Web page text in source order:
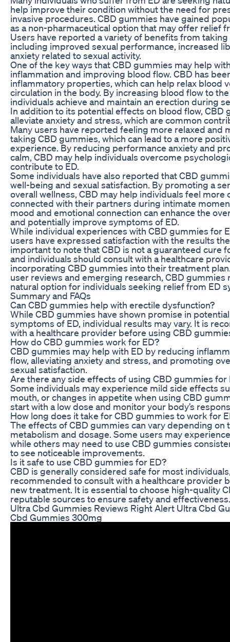
help improve their condition without the need for
invasive procedures. CBD gummies have gained
as a non-pharmaceutical option that may offer relief
Users have reported a variety of benefits from
including improved sexual performance, increased
anxiety related to sexual activity.
One of the key ways that CBD gummies may help
inflammation and improving blood flow. CBD has
inflammatory properties, which can help relax blood
circulation in the body. By increasing blood flow to
individuals achieve and maintain an erection during
In addition to its potential effects on blood flow, CBD
alleviate anxiety and stress, which are common
Many users have reported feeling more relaxed and
taking CBD gummies, which can lead to a more
experience. By reducing performance anxiety and
calm, CBD may help individuals overcome
contribute to ED.
Some individuals have also reported that CBD
well-being and sexual satisfaction. By promoting a
overall wellness, CBD may help individuals feel more
connected with their partners during intimate
mood and emotional connection can enhance the
and potentially improve symptoms of ED.
While individual experiences with CBD gummies for
users have expressed satisfaction with the results
important to note that CBD is not a guaranteed cure
and individuals should consult with a healthcare
incorporating CBD gummies into their treatment
user reviews and emerging research, CBD gummies
natural option for individuals seeking relief from ED
Summary and FAQs
Can CBD gummies help with erectile dysfunction?
While CBD gummies have shown promise in
symptoms of ED, individual results may vary. It is
with a healthcare provider before using CBD
How do CBD gummies work for ED?
CBD gummies may help with ED by reducing
flow, alleviating anxiety and stress, and promoting
sexual satisfaction.
Are there any side effects of using CBD gummies for
Some individuals may experience mild side effects
mouth, or changes in appetite when using CBD
start with a low dose and monitor your body’s
How long does it take for CBD gummies to work for
The effects of CBD gummies can vary depending on
metabolism and dosage. Some users may
while others may need to use CBD gummies
to see noticeable improvements.
Is it safe to use CBD gummies for ED?
CBD is generally considered safe for most
recommended to consult with a healthcare provider
new treatment. It is essential to choose high-quality
reputable sources to ensure safety and effectiveness.
Ultra Cbd Gummies Reviews Right Alert Ultra Cbd
Cbd Gummies 300mg